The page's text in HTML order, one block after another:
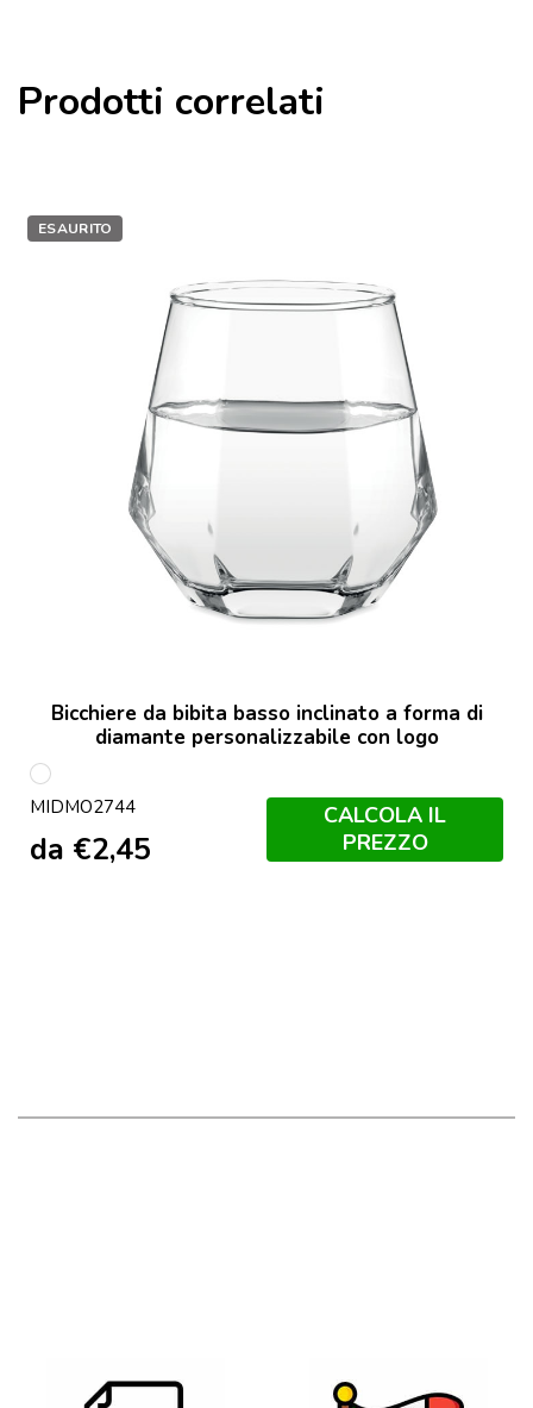
Prodotti correlati
ESAURITO
Bicchiere da bibita basso inclinato a forma di
diamante personalizzabile con logo
Trasparente
MIDMO2744
da €2,45
CALCOLA IL
PREZZO